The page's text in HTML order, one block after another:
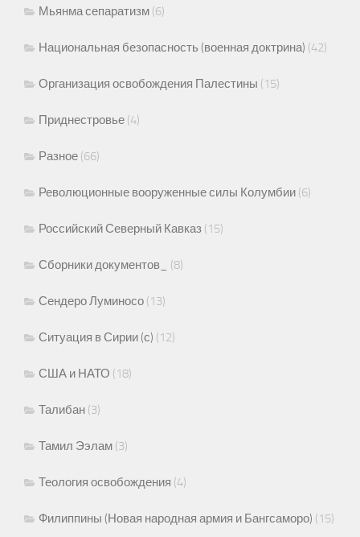
Мьянма сепаратизм (6)
Национальная безопасность (военная доктрина) (42)
Организация освобождения Палестины (15)
Приднестровье (4)
Разное (66)
Революционные вооруженные силы Колумбии (6)
Российский Северный Кавказ (15)
Сборники документов_ (8)
Сендеро Луминосо (13)
Ситуация в Сирии (с) (12)
США и НАТО (18)
Талибан (3)
Тамил Ээлам (3)
Теология освобождения (4)
Филиппины (Новая народная армия и Бангсаморо) (15)